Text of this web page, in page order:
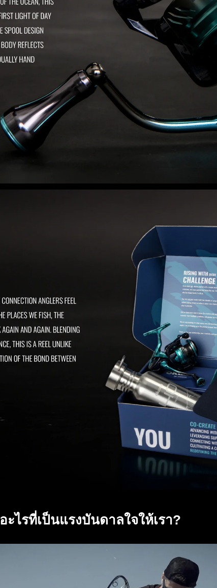
อะไรที่เป็นแรงบันดาลใจให้เรา?